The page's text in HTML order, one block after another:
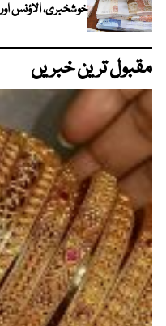
خوشخبری، الاؤنس
مقبول ترین خبریں